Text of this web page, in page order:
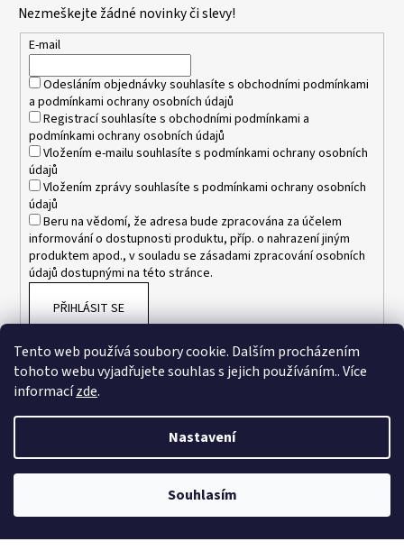
Tento web používá soubory cookie. Dalším procházením
tohoto webu vyjadřujete souhlas s jejich používáním.. Více
informacízde.
Nastavení
Souhlasím
Nezmeškejte žádné novinky či slevy!
E-mail
Odesláním objednávky souhlasíte s obchodními podmínkami
a podmínkami ochrany osobních údajů
Registrací souhlasíte s obchodními podmínkami a
podmínkami ochrany osobních údajů
Vložením e-mailu souhlasíte s podmínkami ochrany osobních
údajů
Vložením zprávy souhlasíte s podmínkami ochrany osobních
údajů
Beru na vědomí, že adresa bude zpracována za účelem
informování o dostupnosti produktu, příp. o nahrazení jiným
produktem apod., v souladu se zásadami zpracování osobních
údajů dostupnými na této stránce.
PŘIHLÁSIT SE
www.esnakesub.cz. Všechna práva vyhrazena.